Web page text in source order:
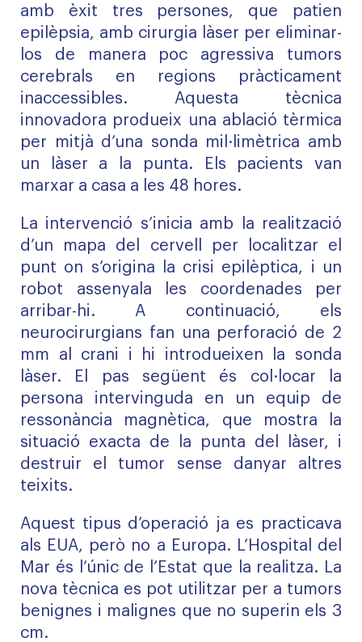
amb èxit tres persones, que patien
epilèpsia, amb cirurgia làser per eliminar-
los de manera poc agressiva tumors
cerebrals en regions pràcticament
inaccessibles. Aquesta tècnica
innovadora produeix una ablació tèrmica
per mitjà d’una sonda mil·limètrica amb
un làser a la punta. Els pacients van
marxar a casa a les 48 hores.
La intervenció s’inicia amb la realització
d’un mapa del cervell per localitzar el
punt on s’origina la crisi epilèptica, i un
robot assenyala les coordenades per
arribar-hi. A continuació, els
neurocirurgians fan una perforació de 2
mm al crani i hi introdueixen la sonda
làser. El pas següent és col·locar la
persona intervinguda en un equip de
ressonància magnètica, que mostra la
situació exacta de la punta del làser, i
destruir el tumor sense danyar altres
teixits.
Aquest tipus d’operació ja es practicava
als EUA, però no a Europa. L’Hospital del
Mar és l’únic de l’Estat que la realitza. La
nova tècnica es pot utilitzar per a tumors
benignes i malignes que no superin els 3
cm.